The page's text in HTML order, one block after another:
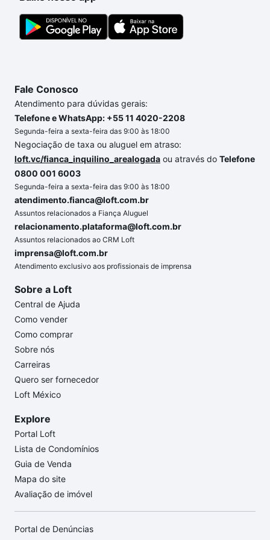
chaves.
Fale Conosco
Atendimento para dúvidas gerais:
Telefone e WhatsApp: +55 11 4020-2208
Segunda-feira a sexta-feira das 9:00 às 18:00
Negociação de taxa ou aluguel em atraso:
loft.vc/fianca_inquilino_arealogada ou através do Telefone
0800 001 6003
Segunda-feira a sexta-feira das 9:00 às 18:00
atendimento.fianca@loft.com.br
Assuntos relacionados a Fiança Aluguel
relacionamento.plataforma@loft.com.br
Assuntos relacionados ao CRM Loft
imprensa@loft.com.br
Atendimento exclusivo aos profissionais de imprensa
Sobre a Loft
Central de Ajuda
Como vender
Como comprar
Sobre nós
Carreiras
Quero ser fornecedor
Loft México
Explore
Portal Loft
Lista de Condomínios
Guia de Venda
Mapa do site
Avaliação de imóvel
Portal de Denúncias